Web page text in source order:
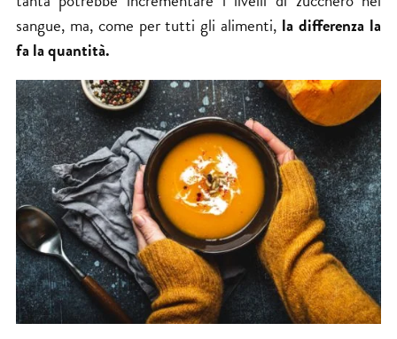
sangue, ma, come per tutti gli alimenti, la differenza la
fa la quantità.